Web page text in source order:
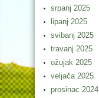
srpanj 2025
lipanj 2025
svibanj 2025
travanj 2025
ožujak 2025
veljača 2025
prosinac 2024